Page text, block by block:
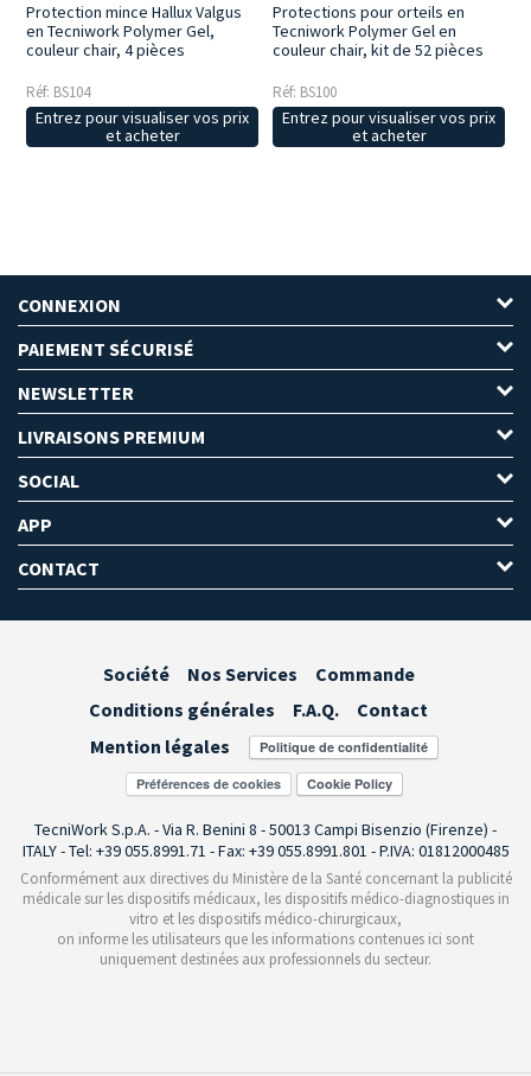
Protection mince Hallux Valgus
en Tecniwork Polymer Gel,
couleur chair, 4 pièces
Réf: BS104
Entrez pour visualiser vos prix
et acheter
Protections pour orteils en
Tecniwork Polymer Gel en
couleur chair, kit de 52 pièces
Réf: BS100
Entrez pour visualiser vos prix
et acheter
CONNEXION
PAIEMENT SÉCURISÉ
NEWSLETTER
LIVRAISONS PREMIUM
SOCIAL
APP
CONTACT
Société Nos Services
Commande
Conditions générales
F.A.Q.
Contact
Mention légales
Préférences de cookies
TecniWork S.p.A. - Via R. Benini 8 - 50013 Campi Bisenzio (Firenze) -
ITALY - Tel: +39 055.8991.71 - Fax: +39 055.8991.801 - P.IVA: 01812000485
Conformément aux directives du Ministère de la Santé concernant la publicité
médicale sur les dispositifs médicaux, les dispositifs médico-diagnostiques in
vitro et les dispositifs médico-chirurgicaux,
on informe les utilisateurs que les informations contenues ici sont
uniquement destinées aux professionnels du secteur.